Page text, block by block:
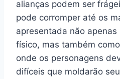
alianças podem ser
pode corromper até os
apresentada não
físico, mas também
onde os personagens
difíceis que moldarão